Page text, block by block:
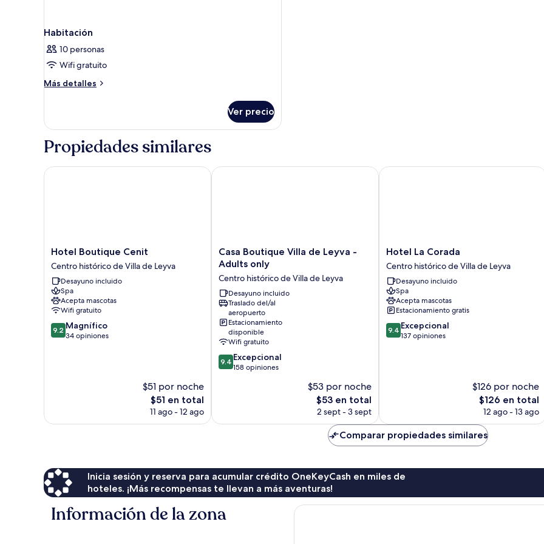
Habitación
10 personas
Wifi gratuito
Más detalles
Más
Ver precio
Propiedades similares
Hotel
Boutique
Cenit
Centro
histórico
de
Villa
de
Leyva
Hotel Boutique Cenit
Centro histórico de Villa de Leyva
Desayuno incluido
Spa
Acepta mascotas
Wifi gratuito
9.2
de
9.2 Magnífico
34 opiniones
$51 por noche
El
precio
$51 en total
11 ago - 12 ago
Hotel Boutique Cenit
Casa
Boutique
de
Leyva
-
Adults
only
Centro
histórico
de
Villa
Casa Boutique Villa de Leyva -
Adults only
Centro histórico de Villa de Leyva
Desayuno incluido
Traslado del/al
aeropuerto
Estacionamiento
disponible
Wifi gratuito
9.4
de
9.4 Excepcional
158 opiniones
$53 por noche
El
precio
$53 en total
2 sept - 3 sept
Casa Boutique Villa de Leyva - Adults only
Hotel
La
Corada
Centro
histórico
de
Villa
de
Leyva
Hotel La Corada
Centro histórico de Villa de Leyva
Desayuno incluido
Spa
Acepta mascotas
Estacionamiento gratis
9.4
de
9.4 Excepcional
137 opiniones
$126 por noche
El
precio
es
de
$126 en total
12 ago - 13 ago
Hotel La Corada
Comparar propiedades similares
Inicia sesión y reserva para acumular crédito OneKeyCash en miles de
hoteles. ¡Más recompensas te llevan a más aventuras!
Información de la zona